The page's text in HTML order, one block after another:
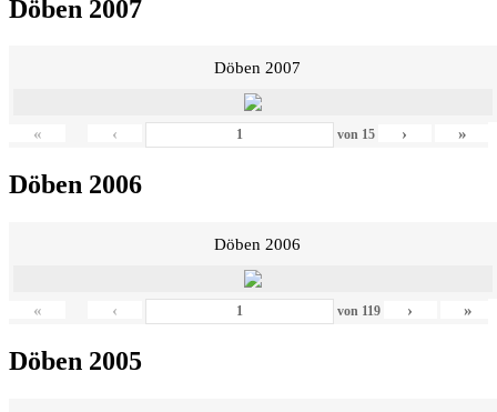
Döben 2007
Döben 2007
« ‹ von 15 › »
Döben 2006
Döben 2006
« ‹ von 119 › »
Döben 2005